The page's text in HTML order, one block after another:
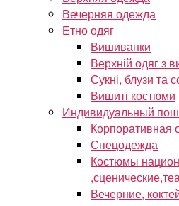
Вечерняя одежда
Етно одяг
Вишиванки
Верхній одяг з
Сукні, блузи та
Вишиті костюми
Индивидуальный
Корпоративная
Спецодежда
Костюмы
Вечерние,